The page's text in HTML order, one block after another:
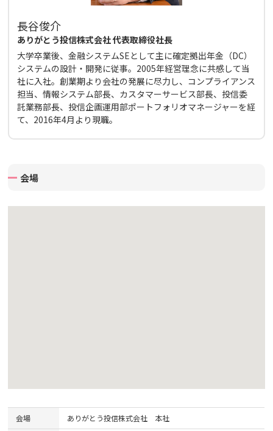
長谷俊介
ありがとう投信株式会社 代表取締役社長
大学卒業後、金融システムSEとして主に確定拠出年金（DC）
システムの設計・開発に従事。2005年経営理念に共感して当
社に入社。創業期より会社の発展に尽力し、コンプライアンス
担当、情報システム部長、カスタマーサービス部長、投信委
託業務部長、投信企画運用部ポートフォリオマネージャーを経
て、2016年4月より現職。
会場
会場 ありがとう投信株式会社 本社